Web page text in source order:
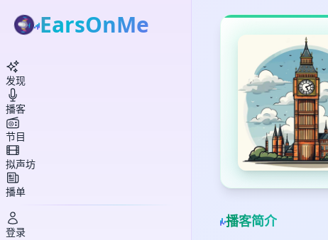
播客简介
EarsOnMe
发现
播客
节目
拟声坊
播单
登录